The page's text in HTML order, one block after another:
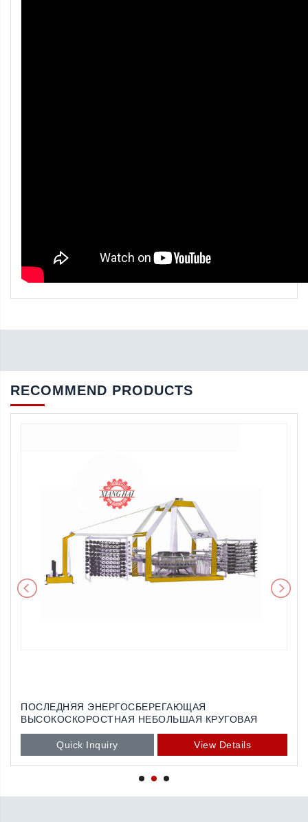
RECOMMEND PRODUCTS
ПОСЛЕДНЯЯ ЭНЕРГОСБЕРЕГАЮЩАЯ
ВЫСОКОСКОРОСТНАЯ НЕБОЛЬШАЯ КРУГОВАЯ
СТАНКА С ШЕСТЬЮ ШАТТЛАМИ
Quick Inquiry
View Details